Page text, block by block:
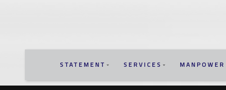
STATEMENT SERVICES MANPOWER